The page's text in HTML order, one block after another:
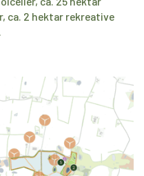
ca. 2 hektar rekreative